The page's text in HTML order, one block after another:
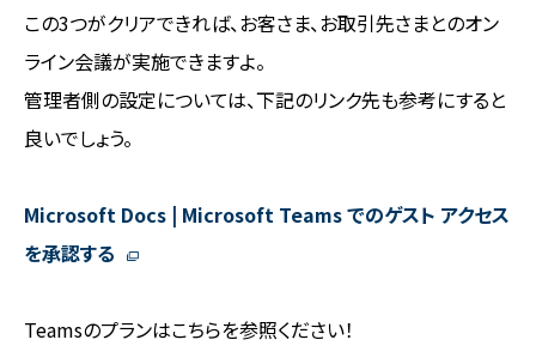
この3つがクリアできれば、お客さま、お取引先さまとのオン
ライン会議が実施できますよ。
管理者側の設定については、下記のリンク先も参考にすると
良いでしょう。
Microsoft Docs | Microsoft Teams でのゲスト アクセス
を承認する
Teamsのプランはこちらを参照ください！